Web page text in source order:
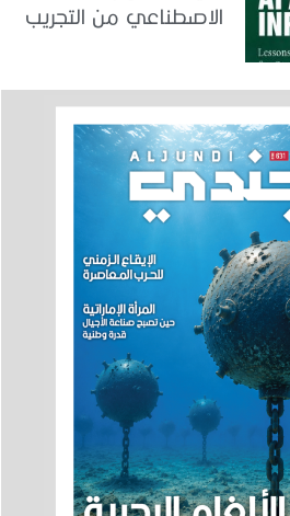
الاصطناعي من التجريب